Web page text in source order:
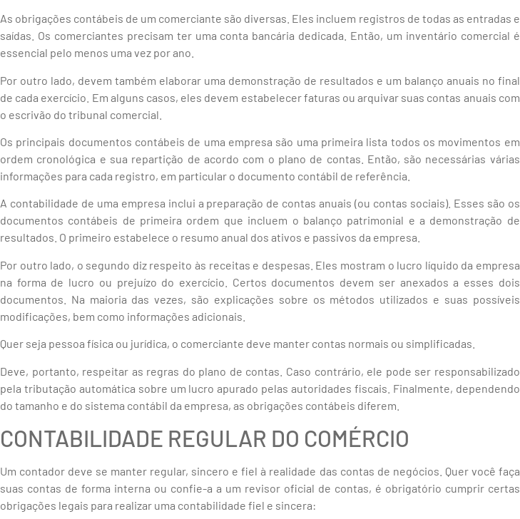
As obrigações contábeis de um comerciante são diversas. Eles incluem registros de todas as entradas e
saídas. Os comerciantes precisam ter uma conta bancária dedicada. Então, um inventário comercial é
essencial pelo menos uma vez por ano.
Por outro lado, devem também elaborar uma demonstração de resultados e um balanço anuais no final
de cada exercício. Em alguns casos, eles devem estabelecer faturas ou arquivar suas contas anuais com
o escrivão do tribunal comercial.
Os principais documentos contábeis de uma empresa são uma primeira lista todos os movimentos em
ordem cronológica e sua repartição de acordo com o plano de contas. Então, são necessárias várias
informações para cada registro, em particular o documento contábil de referência.
A contabilidade de uma empresa inclui a preparação de contas anuais (ou contas sociais). Esses são os
documentos contábeis de primeira ordem que incluem o balanço patrimonial e a demonstração de
resultados. O primeiro estabelece o resumo anual dos ativos e passivos da empresa.
Por outro lado, o segundo diz respeito às receitas e despesas. Eles mostram o lucro líquido da empresa
na forma de lucro ou prejuízo do exercício. Certos documentos devem ser anexados a esses dois
documentos. Na maioria das vezes, são explicações sobre os métodos utilizados e suas possíveis
modificações, bem como informações adicionais.
Quer seja pessoa física ou jurídica, o comerciante deve manter contas normais ou simplificadas.
Deve, portanto, respeitar as regras do plano de contas. Caso contrário, ele pode ser responsabilizado
pela tributação automática sobre um lucro apurado pelas autoridades fiscais. Finalmente, dependendo
do tamanho e do sistema contábil da empresa, as obrigações contábeis diferem.
CONTABILIDADE REGULAR DO COMÉRCIO
Um contador deve se manter regular, sincero e fiel à realidade das contas de negócios. Quer você faça
suas contas de forma interna ou confie-a a um revisor oficial de contas, é obrigatório cumprir certas
obrigações legais para realizar uma contabilidade fiel e sincera: